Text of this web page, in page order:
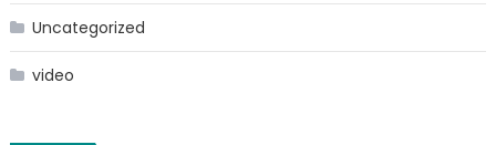
Uncategorized
video